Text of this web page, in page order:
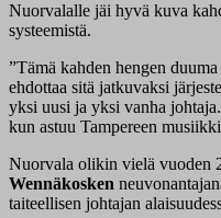
Nuorvalalle jäi hyvä kuva
systeemistä.
”Tämä kahden hengen
ehdottaa sitä jatkuvaksi
yksi uusi ja yksi vanha
kun astuu Tampereen
Nuorvala olikin vielä vuoden
Wennäkosken
taiteellisen johtajan